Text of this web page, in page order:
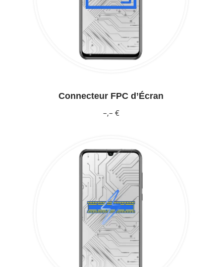
Connecteur FPC d’Écran
–,– €